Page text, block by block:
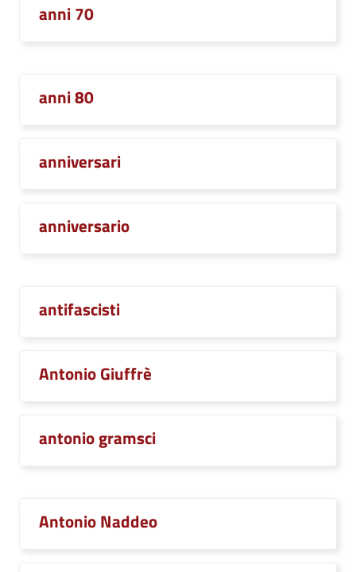
anni 70
anni 80
anniversari
anniversario
antifascisti
Antonio Giuffrè
antonio gramsci
Antonio Naddeo